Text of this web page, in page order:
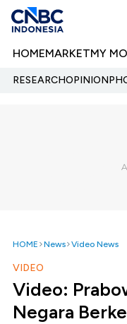
HOMEMARKETMY
RESEARCHOPINION
HOME News Video News
VIDEO
Video:
Negara